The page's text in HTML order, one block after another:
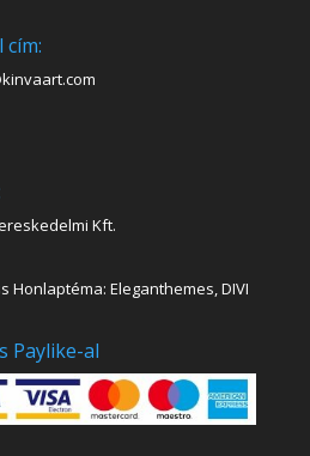
cím:
Kft.
Honlaptéma: Eleganthemes, DIVI
Paylike-al